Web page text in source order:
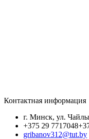
Контактная информация
г. Минск, ул.
+375 29 7717048
gribanov312@tut.by